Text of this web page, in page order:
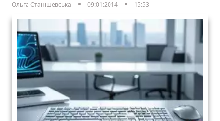
Ольга Станішевська 09:01:2014 15:53